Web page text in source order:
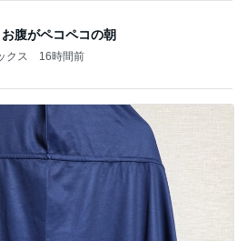
腹がペコペコの朝
クス 16時間前